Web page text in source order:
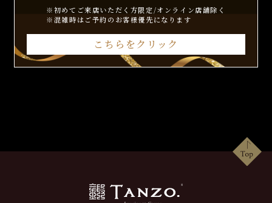
※初めてご来店いただく方限定/オンライン店舗除く
※混雑時はご予約のお客様優先になります
こちらをクリック